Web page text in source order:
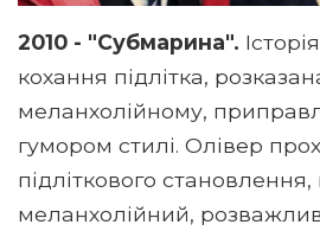
2010 - "Субмарина".
кохання підлітка,
меланхолійному,
гумором стилі. Олівер
підліткового становлення,
меланхолійний,